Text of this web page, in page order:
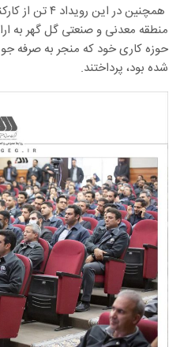
همچنین در این
منطقه معدنی و صنعتی گل گهر به
حوزه کاری خود که منجر به صرفه
شده بود، پرداختند.